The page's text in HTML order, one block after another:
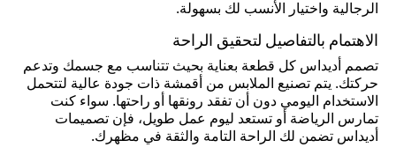
الرجالية واختيار الأنسب لك بسهولة.
الاهتمام بالتفاصيل لتحقيق الراحة
تصمم أديداس كل قطعة بعناية بحيث تتناسب مع جسمك وتدعم
حركتك. يتم تصنيع الملابس من أقمشة ذات جودة عالية لتتحمل
الاستخدام اليومي دون أن تفقد رونقها أو راحتها. سواء كنت
تمارس الرياضة أو تستعد ليوم عمل طويل، فإن تصميمات
أديداس تضمن لك الراحة التامة والثقة في مظهرك.